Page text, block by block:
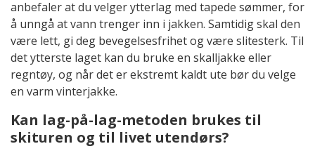
anbefaler at du velger ytterlag med tapede sømmer, for
å unngå at vann trenger inn i jakken. Samtidig skal den
være lett, gi deg bevegelsesfrihet og være slitesterk. Til
det ytterste laget kan du bruke en skalljakke eller
regntøy, og når det er ekstremt kaldt ute bør du velge
en varm vinterjakke.
Kan lag-på-lag-metoden brukes til
skituren og til livet utendørs?